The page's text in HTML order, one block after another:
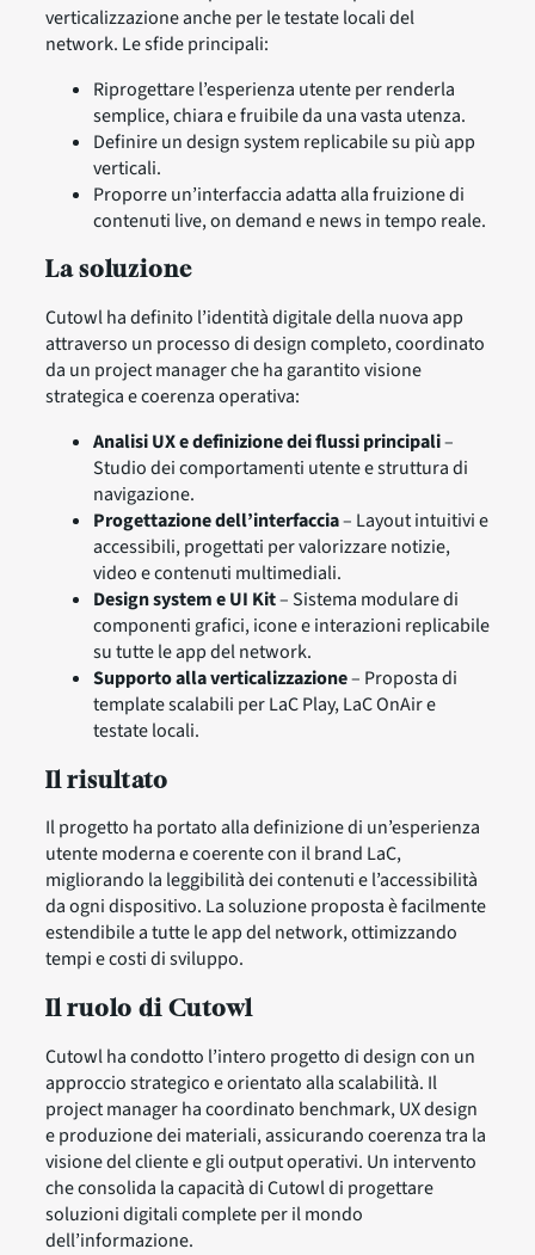
verticalizzazione anche per le testate locali del
network. Le sfide principali:
Riprogettare l’esperienza utente per renderla
semplice, chiara e fruibile da una vasta utenza.
Definire un design system replicabile su più app
verticali.
Proporre un’interfaccia adatta alla fruizione di
contenuti live, on demand e news in tempo reale.
La soluzione
Cutowl ha definito l’identità digitale della nuova app
attraverso un processo di design completo, coordinato
da un project manager che ha garantito visione
strategica e coerenza operativa:
Analisi UX e definizione dei flussi principali–
Studio dei comportamenti utente e struttura di
navigazione.
Progettazione dell’interfaccia– Layout intuitivi e
accessibili, progettati per valorizzare notizie,
video e contenuti multimediali.
Design system e UI Kit– Sistema modulare di
componenti grafici, icone e interazioni replicabile
su tutte le app del network.
Supporto alla verticalizzazione– Proposta di
template scalabili per LaC Play, LaC OnAir e
testate locali.
Il risultato
Il progetto ha portato alla definizione di un’esperienza
utente moderna e coerente con il brand LaC,
migliorando la leggibilità dei contenuti e l’accessibilità
da ogni dispositivo. La soluzione proposta è facilmente
estendibile a tutte le app del network, ottimizzando
tempi e costi di sviluppo.
Il ruolo di Cutowl
Cutowl ha condotto l’intero progetto di design con un
approccio strategico e orientato alla scalabilità. Il
project manager ha coordinato benchmark, UX design
e produzione dei materiali, assicurando coerenza tra la
visione del cliente e gli output operativi. Un intervento
che consolida la capacità di Cutowl di progettare
soluzioni digitali complete per il mondo
dell’informazione.